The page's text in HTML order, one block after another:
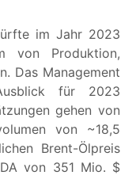
im Jahr 2023
von Produktion,
Das Management
für 2023
gehen von
von ~18,5
Brent-Ölpreis
von 351 Mio. $